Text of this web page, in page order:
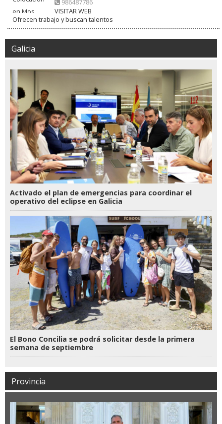
986487786
VISITAR WEB
Ofrecen trabajo y buscan talentos
Galicia
Activado el plan de emergencias para coordinar el
operativo del eclipse en Galicia
El Bono Concilia se podrá solicitar desde la primera
semana de septiembre
Provincia